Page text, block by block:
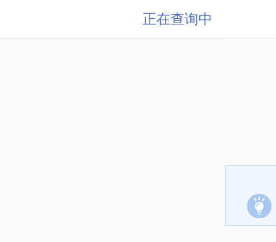
正在查询中